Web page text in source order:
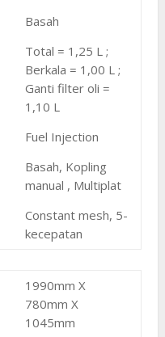
Basah
Total = 1,25 L ;
Berkala = 1,00 L ;
Ganti filter oli =
1,10 L
Fuel Injection
Basah, Kopling
manual , Multiplat
Constant mesh, 5-
kecepatan
1990mm X
780mm X
1045mm